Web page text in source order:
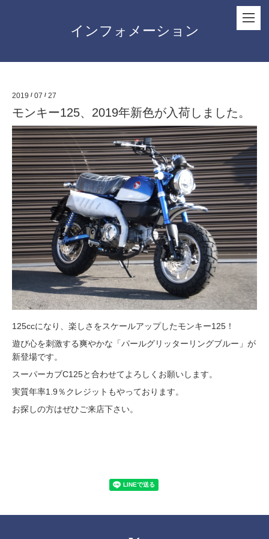
インフォメーション
2019 / 07 / 27
モンキー125、2019年新色が入荷しました。
125ccになり、楽しさをスケールアップしたモンキー125！
遊び心を刺激する爽やかな「パールグリッターリングブルー」が
新登場です。
スーパーカブC125と合わせてよろしくお願いします。
実質年率1.9％クレジットもやっております。
お探しの方はぜひご来店下さい。